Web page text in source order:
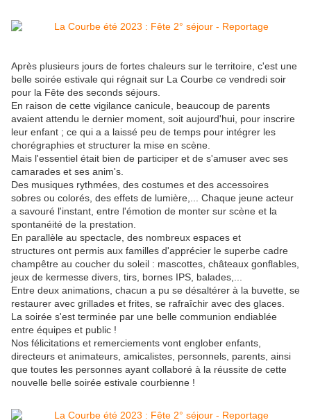
Après plusieurs jours de fortes chaleurs sur le territoire, c'est une
belle soirée estivale qui régnait sur La Courbe ce vendredi soir
pour la Fête des seconds séjours.
En raison de cette vigilance canicule, beaucoup de parents
avaient attendu le dernier moment, soit aujourd'hui, pour inscrire
leur enfant ; ce qui a a laissé peu de temps pour intégrer les
chorégraphies et structurer la mise en scène.
Mais l'essentiel était bien de participer et de s'amuser avec ses
camarades et ses anim's.
Des musiques rythmées, des costumes et des accessoires
sobres ou colorés, des effets de lumière,... Chaque jeune acteur
a savouré l'instant, entre l'émotion de monter sur scène et la
spontanéité de la prestation.
En parallèle au spectacle, des nombreux espaces et
structures ont permis aux familles d'apprécier le superbe cadre
champêtre au coucher du soleil : mascottes, châteaux gonflables,
jeux de kermesse divers, tirs, bornes IPS, balades,...
Entre deux animations, chacun a pu se désaltérer à la buvette, se
restaurer avec grillades et frites, se rafraîchir avec des glaces.
La soirée s'est terminée par une belle communion endiablée
entre équipes et public !
Nos félicitations et remerciements vont englober enfants,
directeurs et animateurs, amicalistes, personnels, parents, ainsi
que toutes les personnes ayant collaboré à la réussite de cette
nouvelle belle soirée estivale courbienne !